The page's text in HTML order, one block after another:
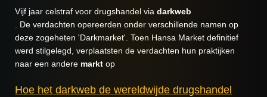
Vijf jaar celstraf voor drugshandel via darkweb
. De verdachten opereerden onder verschillende namen op
deze zogeheten 'Darkmarket'. Toen Hansa Market definitief
werd stilgelegd, verplaatsten de verdachten hun praktijken
naar een andere markt op
Hoe het darkweb de wereldwijde drugshandel